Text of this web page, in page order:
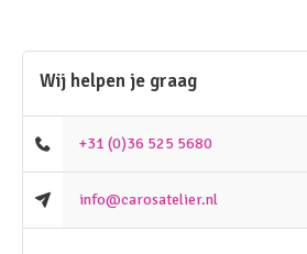
Wij helpen je graag
+31 (0)36 525 5680
info@carosatelier.nl